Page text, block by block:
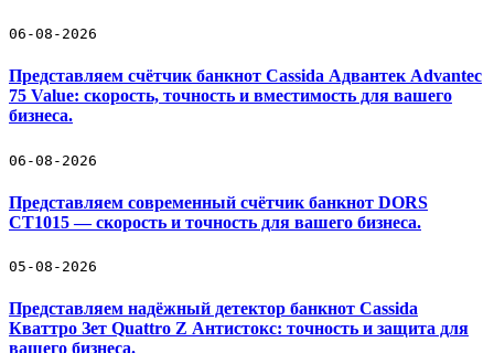
06-08-2026
Представляем счётчик банкнот Cassida Адвантек Advantec
75 Value: скорость, точность и вместимость для вашего
бизнеса.
06-08-2026
Представляем современный счётчик банкнот DORS
CT1015 — скорость и точность для вашего бизнеса.
05-08-2026
Представляем надёжный детектор банкнот Cassida
Кваттро Зет Quattro Z Антистокс: точность и защита для
вашего бизнеса.